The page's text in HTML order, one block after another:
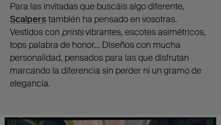
Para las invitadas que buscáis algo diferente,
Scalpers también ha pensado en vosotras.
Vestidos con printsvibrantes, escotes asimétricos,
tops palabra de honor… Diseños con mucha
personalidad, pensados para las que disfrutan
marcando la diferencia sin perder ni un gramo de
elegancia.